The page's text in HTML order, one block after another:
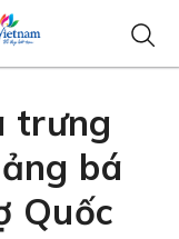
trưng
bá
Quốc